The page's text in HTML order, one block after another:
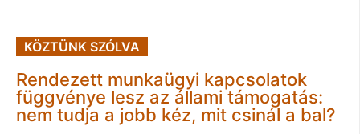
KÖZTÜNK SZÓLVA
Rendezett munkaügyi kapcsolatok
függvénye lesz az állami támogatás:
nem tudja a jobb kéz, mit csinál a bal?